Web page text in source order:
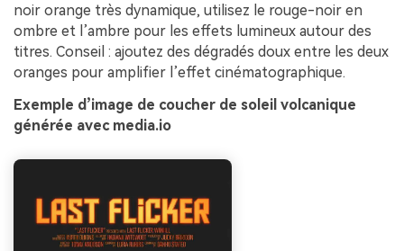
noir orange très dynamique, utilisez le rouge-noir en
ombre et l’ambre pour les effets lumineux autour des
titres. Conseil : ajoutez des dégradés doux entre les deux
oranges pour amplifier l’effet cinématographique.
Exemple d’image de coucher de soleil volcanique
générée avec media.io